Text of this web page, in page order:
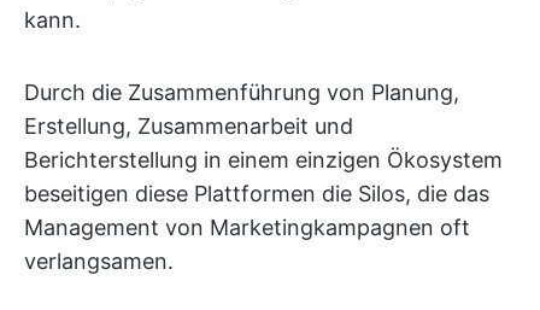
kann.
Durch die Zusammenführung von Planung,
Erstellung, Zusammenarbeit und
Berichterstellung in einem einzigen Ökosystem
beseitigen diese Plattformen die Silos, die das
Management von Marketingkampagnen oft
verlangsamen.